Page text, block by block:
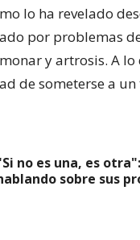
lo ha revelado
por problemas
y artrosis. A
de someterse a
no es una, es
sobre sus